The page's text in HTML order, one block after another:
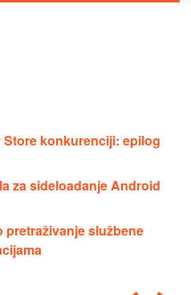
konkurenciji: epilog
za sideloadanje Android
pretraživanje službene